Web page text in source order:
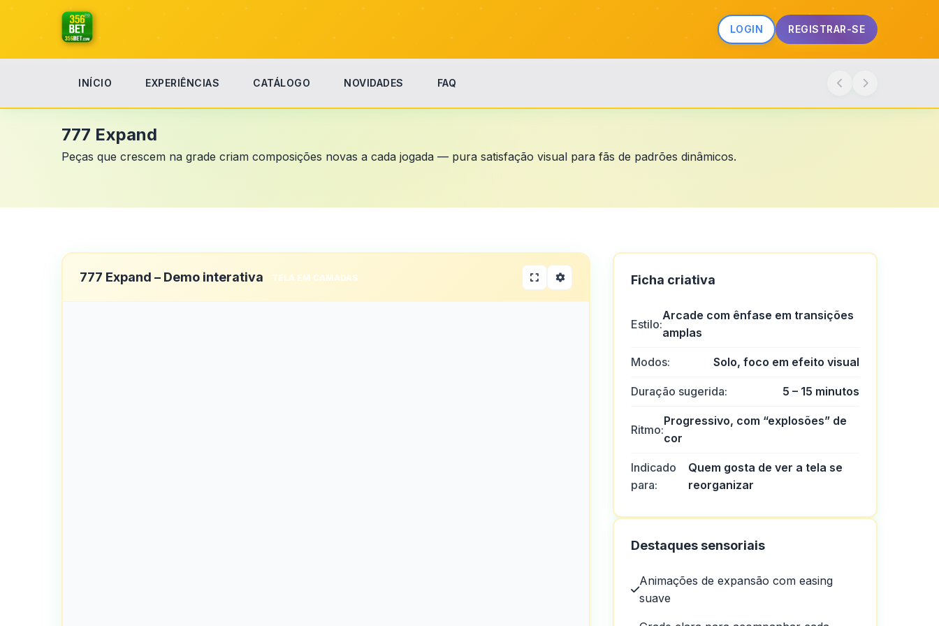
LOGIN REGISTRAR-SE
INÍCIO EXPERIÊNCIAS CATÁLOGO NOVIDADES FAQ
777 Expand
Peças que crescem na grade criam composições novas a cada jogada — pura satisfação visual para fãs de padrões dinâmicos.
777 Expand – Demo interativa TELA EM CAMADAS Ficha criativa
Estilo:
Arcade com ênfase em transições
amplas
Modos: Solo, foco em efeito visual
Duração sugerida: 5 – 15 minutos
Ritmo:
Progressivo, com “explosões” de
cor
Indicado
para:
Quem gosta de ver a tela se
reorganizar
Destaques sensoriais
Animações de expansão com easing
suave